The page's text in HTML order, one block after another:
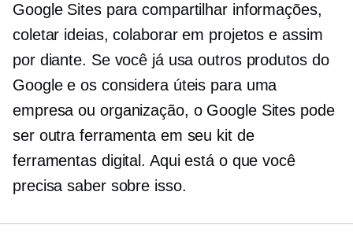
Google Sites para compartilhar informações,
coletar ideias, colaborar em projetos e assim
por diante. Se você já usa outros produtos do
Google e os considera úteis para uma
empresa ou organização, o Google Sites pode
ser outra ferramenta em seu kit de
ferramentas digital. Aqui está o que você
precisa saber sobre isso.